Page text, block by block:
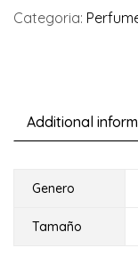
Categoria:
Additional
Genero
Tamaño